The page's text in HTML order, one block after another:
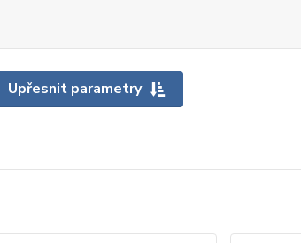
Upřesnit parametry